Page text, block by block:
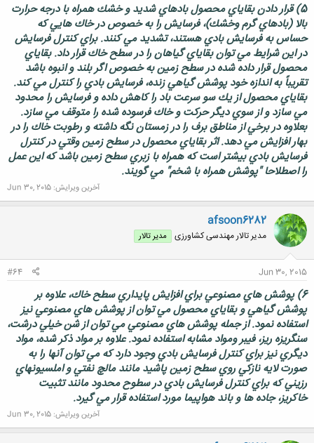
5) قرار دادن بقاياي محصول بادهاي شديد و خشك همراه با درجه حرارت
بالا (بادهاي گرم وخشك)، فرسايش را به خصوص در خاك هايي كه
حساس به فرسايش بادي هستند، تشديد مي كنند. براي كنترل فرسايش
در اين شرايط مي توان بقاياي گياهان را در سطح خاك قرار داد. بقاياي
محصول قرار داده شده در سطح زمين به خصوص اگر بلند و انبوه باشد
تقريباً به اندازه خود پوشش گياهي زنده، فرسايش بادي را كنترل مي كند.
بقاياي محصول از يك سو سرعت باد را كاهش داده و فرسايش را محدود
مي سازد و از سوي ديگر حركت و خاك فرسوده شده را متوقف مي سازد.
بعلاوه در برخي از مناطق برف را در زمستان نگه داشته و رطوبت خاك را در
بهار افزايش مي دهد. اثر بقاياي محصول در سطح زمين وقتي در كنترل
فرسايش بادي بيشتر است كه همراه با زبري سطح زمين باشد كه اين عمل
را اصطلاحا "پوشش همراه با شخم" مي گويند.
آخرین ویرایش: Jun 30, 2015
afsoon6282
مدیر تالار مهندسی كشاورزی مدیر تالار
Jun 30, 2015
#64
6) پوشش هاي مصنوعي براي افزايش پايداري سطح خاك، علاوه بر
پوشش گياهي و بقاياي محصول مي توان از پوشش هاي مصنوعي نيز
استفاده نمود. از جمله پوشش هاي مصنوعي مي توان از شن خيلي درشت،
سنگريزه ريز، فيبر ومواد مشابه استفاده نمود. علاوه بر مواد ذكر شده، مواد
ديگري نيز براي كنترل فرسايش بادي وجود دارد كه مي توان آنها را به
صورت لايه نازكي روي سطح زمين پاشيد مانند مالچ نفتي و املسيونهاي
رزيني كه براي كنترل فرسايش بادي در سطوح محدود مانند تثبيت
خاكريز، جاده ها و باند هواپيما مورد استفاده قرار مي گيرد.
آخرین ویرایش: Jun 30, 2015